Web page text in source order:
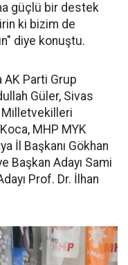
güçlü bir destek
ki bizim de
diye konuştu.
AK Parti Grup
Güler, Sivas
Milletvekilleri
MHP MYK
İl Başkanı Gökhan
Başkan Adayı Sami
Prof. Dr. İlhan